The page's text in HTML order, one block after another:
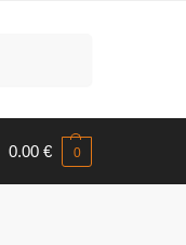
0.00 € 0